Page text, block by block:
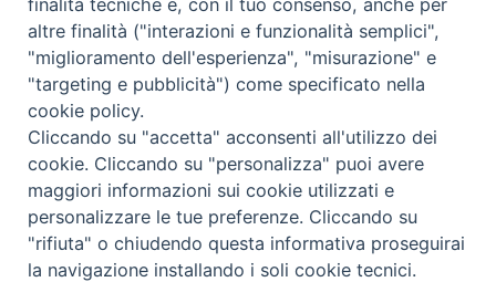
ORARI MESSE
LITURGIA DELLE ORE
GALLERIE FOTOGRAFICHE
GALLERIE VIDEO
finalità tecniche e, con il tuo consenso, anche per
altre finalità ("interazioni e funzionalità semplici",
"miglioramento dell'esperienza", "misurazione" e
"targeting e pubblicità") come specificato nella
cookie policy.
Cliccando su "accetta" acconsenti all'utilizzo dei
cookie. Cliccando su "personalizza" puoi avere
maggiori informazioni sui cookie utilizzati e
personalizzare le tue preferenze. Cliccando su
"rifiuta" o chiudendo questa informativa proseguirai
la navigazione installando i soli cookie tecnici.